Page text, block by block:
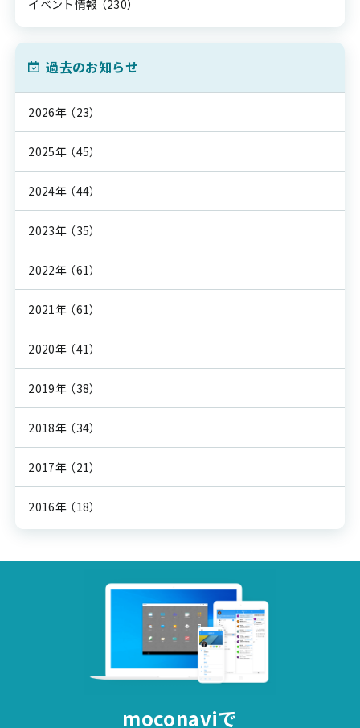
イベント情報 （230）
過去のお知らせ
2026年 （23）
2025年 （45）
2024年 （44）
2023年 （35）
2022年 （61）
2021年 （61）
2020年 （41）
2019年 （38）
2018年 （34）
2017年 （21）
2016年 （18）
moconaviで